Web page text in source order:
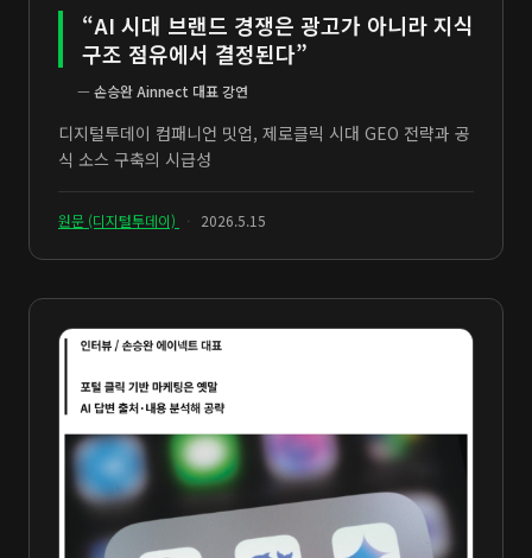
“AI 시대 브랜드 경쟁은 광고가 아니라 지식
구조 점유에서 결정된다”
— 손승완 Ainnect 대표 강연
디지털투데이 컴패니언 밋업, 제로클릭 시대 GEO 전략과 공
식 소스 구축의 시급성
원문 (디지털투데이) · 2026.5.15